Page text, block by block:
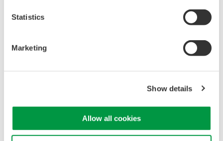
Statistics
Marketing
Show details
Allow all cookies
AQ7285A
用于核心网络和
城域网安装
AQ7283F
用于安装和维护城
的波长兼容。
统。